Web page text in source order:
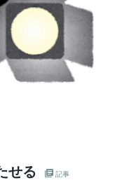
せる 記事